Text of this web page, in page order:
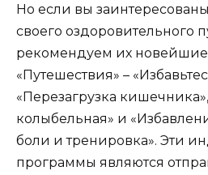
Но если вы
своего оздоровительного
рекомендуем их
«Путешествия» –
«Перезагрузка
колыбельная» и
боли и тренировка». Эти
программы являются